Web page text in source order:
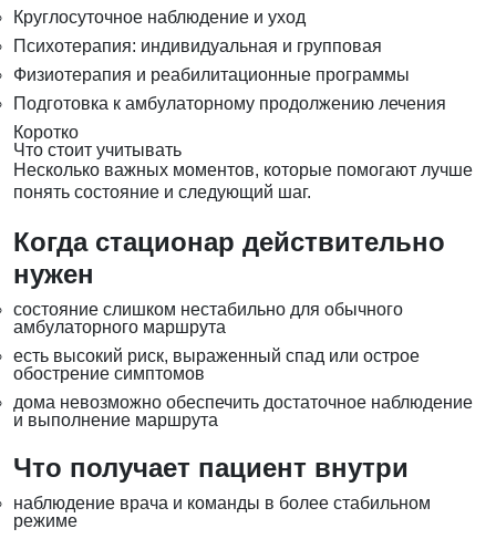
Круглосуточное наблюдение и уход
Психотерапия: индивидуальная и групповая
Физиотерапия и реабилитационные программы
Подготовка к амбулаторному продолжению лечения
Коротко
Что стоит учитывать
Несколько важных моментов, которые помогают лучше
понять состояние и следующий шаг.
Когда стационар действительно
нужен
состояние слишком нестабильно для обычного
амбулаторного маршрута
есть высокий риск, выраженный спад или острое
обострение симптомов
дома невозможно обеспечить достаточное наблюдение
и выполнение маршрута
Что получает пациент внутри
наблюдение врача и команды в более стабильном
режиме